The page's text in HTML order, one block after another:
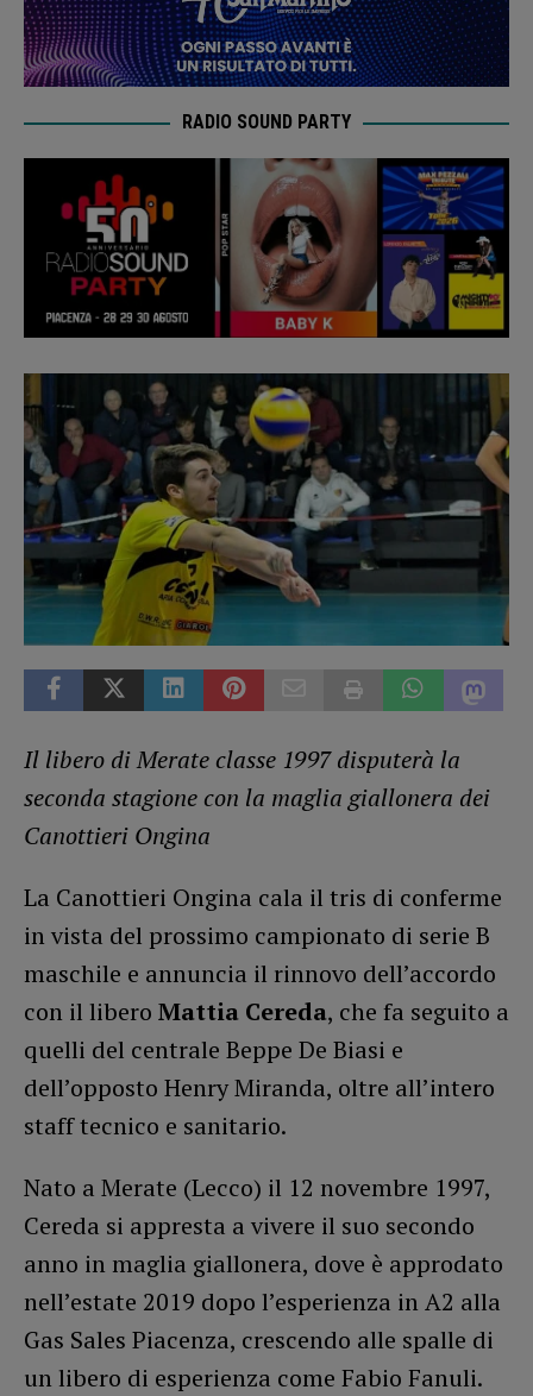
RADIO SOUND PARTY
Il libero di Merate classe 1997 disputerà la
seconda stagione con la maglia giallonera dei
Canottieri Ongina
La Canottieri Ongina cala il tris di conferme
in vista del prossimo campionato di serie B
maschile e annuncia il rinnovo dell’accordo
con il libero Mattia Cereda, che fa seguito a
quelli del centrale Beppe De Biasi e
dell’opposto Henry Miranda, oltre all’intero
staff tecnico e sanitario.
Nato a Merate (Lecco) il 12 novembre 1997,
Cereda si appresta a vivere il suo secondo
anno in maglia giallonera, dove è approdato
nell’estate 2019 dopo l’esperienza in A2 alla
Gas Sales Piacenza, crescendo alle spalle di
un libero di esperienza come Fabio Fanuli.